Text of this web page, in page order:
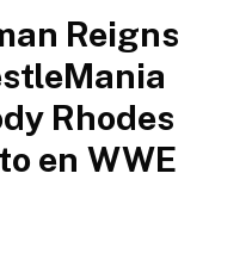
Reigns
Rhodes
en WWE